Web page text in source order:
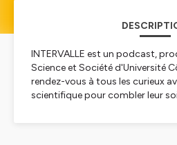
INTERVALLE est un podcast,
Science et Société d'Université
rendez-vous à tous les curieux
scientifique pour combler leur